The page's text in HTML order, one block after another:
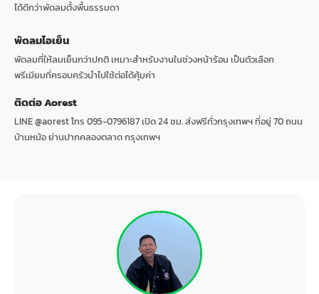
ได้ดีกว่าพัดลมตั้งพื้นธรรมดา
พัดลมไอเย็น
พัดลมที่ให้ลมเย็นกว่าปกติ เหมาะสำหรับงานในช่วงหน้าร้อน เป็นตัวเลือก
พรีเมียมที่ครอบครัวนำไปใช้ต่อได้คุ้มค่า
ติดต่อ Aorest
LINE @aorest โทร 095-0796187 เปิด 24 ชม. ส่งฟรีทั่วกรุงเทพฯ ที่อยู่ 70 ถนน
บ้านหม้อ ย่านปากคลองตลาด กรุงเทพฯ